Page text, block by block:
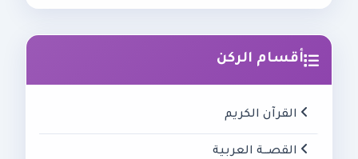
أقسام الركن
القرآن الكريم
القصـــة العربية